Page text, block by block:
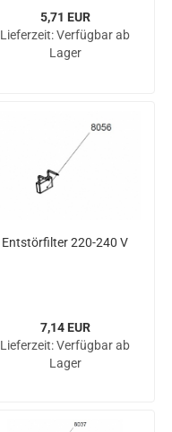
5,71 EUR
Lieferzeit:Verfügbar ab
Lager
Ent­stör­fil­ter 220-​240 V
7,14 EUR
Lieferzeit:Verfügbar ab
Lager